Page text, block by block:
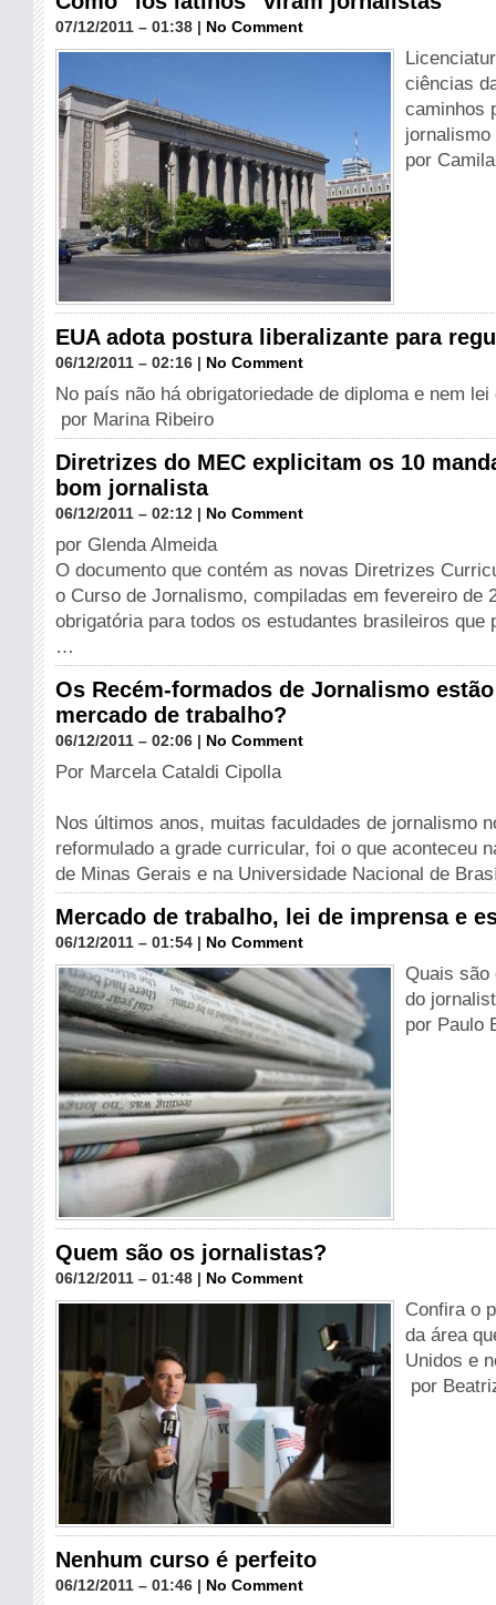
07/12/2011 – 01:38 | No Comment
ciências
caminhos
jornalismo
por
EUA adota postura liberalizante para
06/12/2011 – 02:16 | No Comment
No país não há obrigatoriedade de diploma e nem lei
por Marina Ribeiro
Diretrizes do MEC explicitam os 10
bom jornalista
06/12/2011 – 02:12 | No Comment
por Glenda Almeida
O documento que contém as novas Diretrizes
o Curso de Jornalismo, compiladas em fevereiro de
obrigatória para todos os estudantes brasileiros que
…
Os Recém-formados de Jornalismo
mercado de trabalho?
06/12/2011 – 02:06 | No Comment
Por Marcela Cataldi Cipolla
Nos últimos anos, muitas faculdades de jornalismo
reformulado a grade curricular, foi o que aconteceu
de Minas Gerais e na Universidade Nacional de
Mercado de trabalho, lei de imprensa e
06/12/2011 – 01:54 | No Comment
Quais são
do
por Paulo
Quem são os jornalistas?
06/12/2011 – 01:48 | No Comment
Confira o
da área
Unidos e
por
Nenhum curso é perfeito
06/12/2011 – 01:46 | No Comment